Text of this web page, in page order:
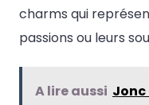
charms qui
passions ou leurs
A lire aussi Jonc